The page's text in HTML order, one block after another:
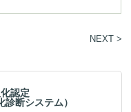
NEXT >
認定
断システム）